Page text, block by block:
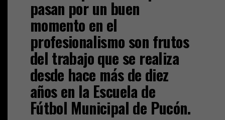
pasan por un buen
momento en el
profesionalismo son frutos
del trabajo que se realiza
desde hace más de diez
años en la Escuela de
Fútbol Municipal de Pucón.